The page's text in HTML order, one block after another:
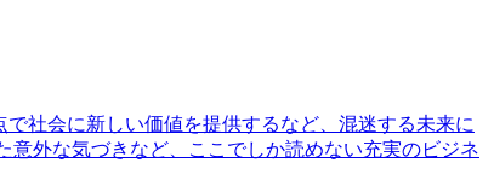
社会に新しい価値を提供するなど、混迷する未来に
外な気づきなど、ここでしか読めない充実のビジネ